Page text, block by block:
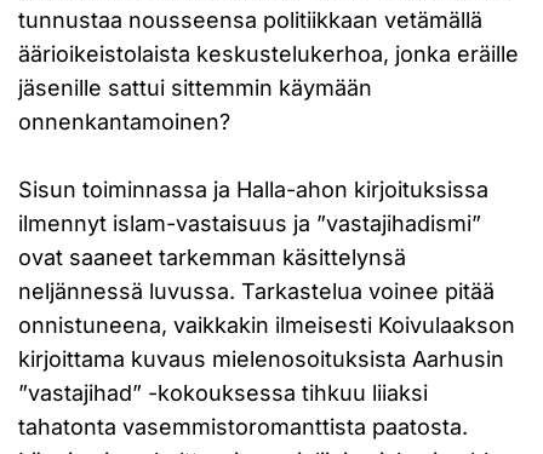
tunnustaa nousseensa politiikkaan vetämällä
äärioikeistolaista keskustelukerhoa, jonka eräille
jäsenille sattui sittemmin käymään
onnenkantamoinen?
Sisun toiminnassa ja Halla-ahon kirjoituksissa
ilmennyt islam-vastaisuus ja ”vastajihadismi”
ovat saaneet tarkemman käsittelynsä
neljännessä luvussa. Tarkastelua voinee pitää
onnistuneena, vaikkakin ilmeisesti Koivulaakson
kirjoittama kuvaus mielenosoituksista Aarhusin
”vastajihad” -kokouksessa tihkuu liiaksi
tahatonta vasemmistoromanttista paatosta.